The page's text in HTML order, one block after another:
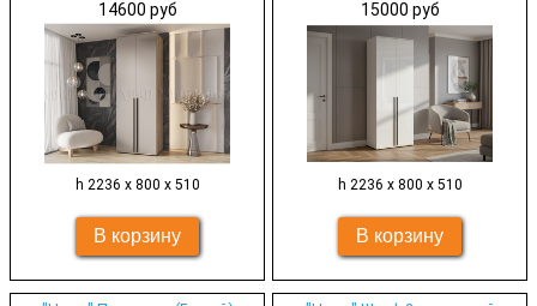
14600 руб
h 2236 х 800 х 510
15000 руб
h 2236 х 800 х 510